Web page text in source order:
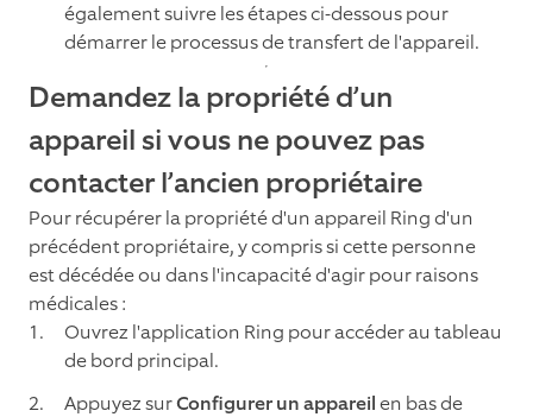
également suivre les étapes ci-dessous pour
démarrer le processus de transfert de l'appareil.
Demandez la propriété d’un
appareil si vous ne pouvez pas
contacter l’ancien propriétaire
Pour récupérer la propriété d'un appareil Ring d'un
précédent propriétaire, y compris si cette personne
est décédée ou dans l'incapacité d'agir pour raisons
médicales :
Ouvrez l'application Ring pour accéder au tableau
de bord principal.
Appuyez surConfigurer un appareilen bas de